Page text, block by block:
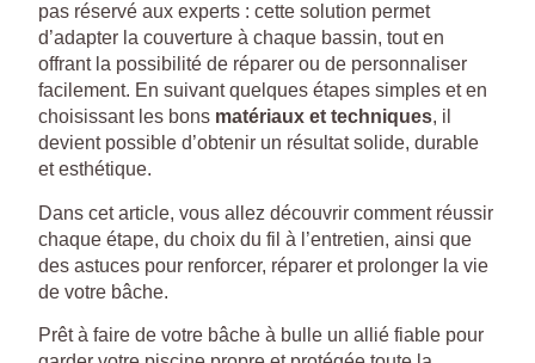
pas réservé aux experts : cette solution permet
d’adapter la couverture à chaque bassin, tout en
offrant la possibilité de réparer ou de personnaliser
facilement. En suivant quelques étapes simples et en
choisissant les bons matériaux et techniques, il
devient possible d’obtenir un résultat solide, durable
et esthétique.
Dans cet article, vous allez découvrir comment réussir
chaque étape, du choix du fil à l’entretien, ainsi que
des astuces pour renforcer, réparer et prolonger la vie
de votre bâche.
Prêt à faire de votre bâche à bulle un allié fiable pour